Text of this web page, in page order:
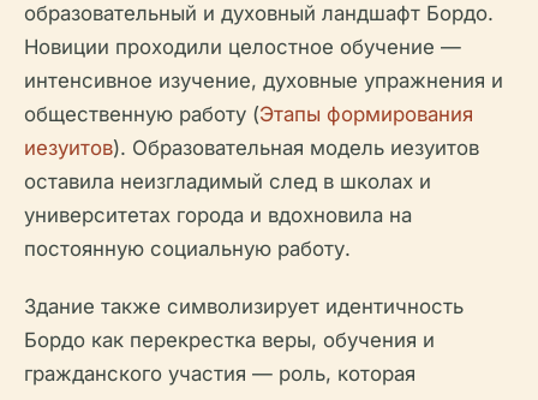
образовательный и духовный ландшафт Бордо.
Новиции проходили целостное обучение —
интенсивное изучение, духовные упражнения и
общественную работу (Этапы формирования
иезуитов). Образовательная модель иезуитов
оставила неизгладимый след в школах и
университетах города и вдохновила на
постоянную социальную работу.
Здание также символизирует идентичность
Бордо как перекрестка веры, обучения и
гражданского участия — роль, которая